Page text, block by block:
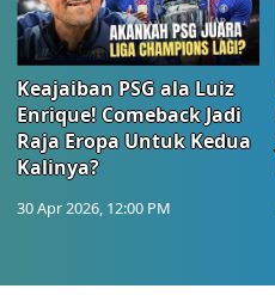
Keajaiban PSG ala Luiz
Enrique! Comeback Jadi
Raja Eropa Untuk Kedua
Kalinya?
30 Apr 2026, 12:00 PM